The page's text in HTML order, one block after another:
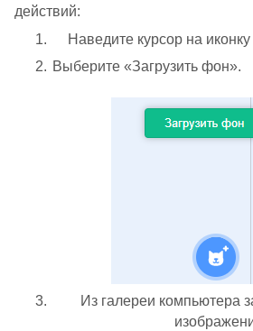
действий:
Наведите курсор на
Выберите
Из галереи компьютера